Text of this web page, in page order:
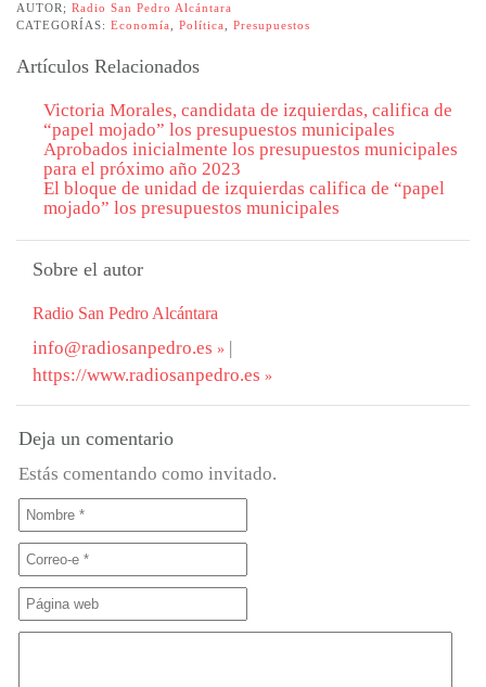
AUTOR; Radio San Pedro Alcántara
CATEGORÍAS: Economía Política Presupuestos
Artículos Relacionados
Victoria Morales, candidata de izquierdas, califica de
“papel mojado” los presupuestos municipales
Aprobados inicialmente los presupuestos municipales
para el próximo año 2023
El bloque de unidad de izquierdas califica de “papel
mojado” los presupuestos municipales
Sobre el autor
Radio San Pedro Alcántara
info@radiosanpedro.es
|
https://www.radiosanpedro.es
Deja un comentario
Estás comentando como invitado.